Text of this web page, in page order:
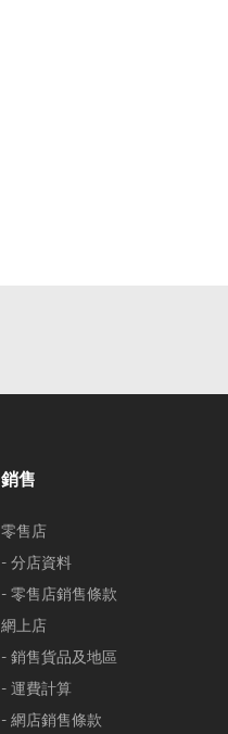
銷售
零售店
- 分店資料
- 零售店銷售條款
網上店
- 銷售貨品及地區
- 運費計算
- 網店銷售條款